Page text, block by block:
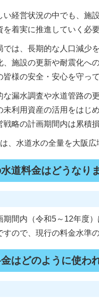
い経営状況の中でも、施
着実に推進していく必
では、長期的な人口減少
、施設の更新や耐震化へ
皆様の安全・安心を守っ
な漏水調査や水道管路の
未利用資産の活用をはじ
戦略の計画期間内は累積
、水道水の全量を大阪広
道料金はどうなり
期間内（令和5～12年度
すので、現行の料金水準
はどのように使わ